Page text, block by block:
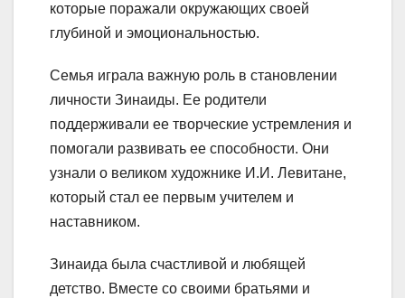
которые поражали окружающих своей
глубиной и эмоциональностью.
Семья играла важную роль в становлении
личности Зинаиды. Ее родители
поддерживали ее творческие устремления и
помогали развивать ее способности. Они
узнали о великом художнике И.И. Левитане,
который стал ее первым учителем и
наставником.
Зинаида была счастливой и любящей
детство. Вместе со своими братьями и